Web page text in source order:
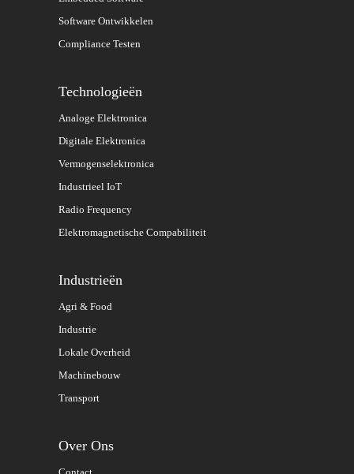
Software Ontwikkelen
Compliance Testen
Technologieën
Analoge Elektronica
Digitale Elektronica
Vermogenselektronica
Industrieel IoT
Radio Frequency
Elektromagnetische Compabiliteit
Industrieën
Agri & Food
Industrie
Lokale Overheid
Machinebouw
Transport
Over Ons